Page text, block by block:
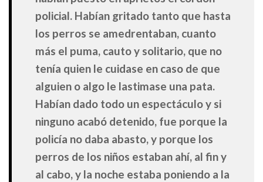
policial. Habían gritado tanto que hasta
los perros se amedrentaban, cuanto
más el puma, cauto y solitario, que no
tenía quien le cuidase en caso de que
alguien o algo le lastimase una pata.
Habían dado todo un espectáculo y si
ninguno acabó detenido, fue porque la
policía no daba abasto, y porque los
perros de los niños estaban ahí, al fin y
al cabo, y la noche estaba poniendo a la